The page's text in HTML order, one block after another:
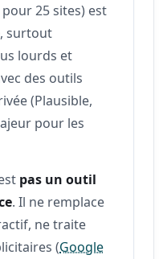
25 sites) est
, surtout
lourds et
des outils
(Plausible,
pour les
pas un outil
. Il ne remplace
ne traite
(Google